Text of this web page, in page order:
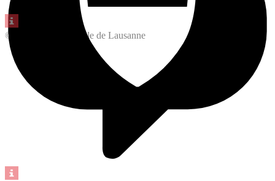
© Marino Trotta –Ville de Lausanne